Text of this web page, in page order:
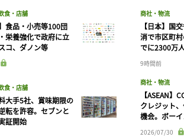
食・店舗
食品・小売等100団
栄養強化で政府に立
コ、ダノン等
食・店舗
大手5社、賞味期限の
転を許容。セブンと
証開始
商社・物流
【日本】国
消で市区町
でに2300万
9時間前
商社・物流
【ASEAN】
クレジット
機会。ボー
2026/07/30